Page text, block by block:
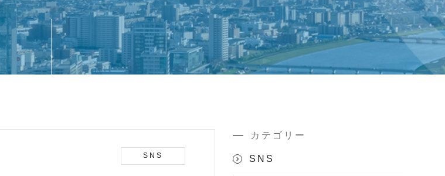
SNS
カテゴリー
SNS